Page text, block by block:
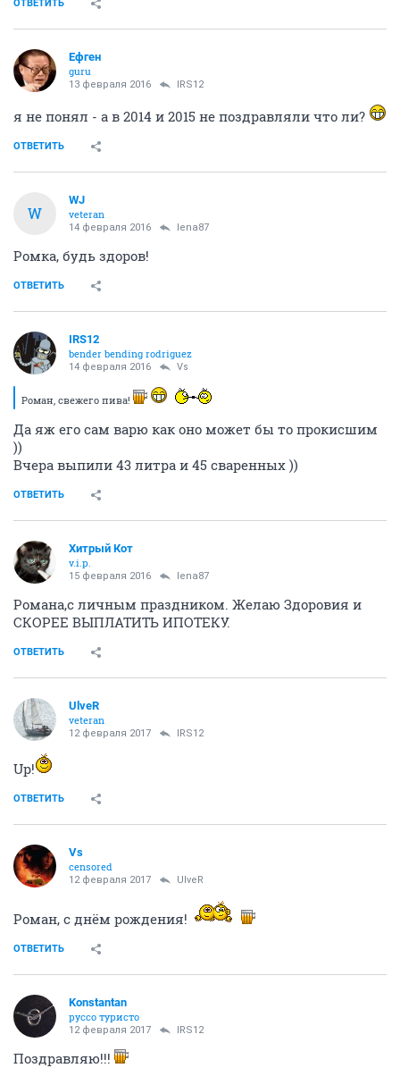
ОТВЕТИТЬ
Ефген
guru
13 февраля 2016 IRS12
я не понял - а в 2014 и 2015 не поздравляли что ли?
ОТВЕТИТЬ
W
WJ
veteran
14 февраля 2016 lena87
Ромка, будь здоров!
ОТВЕТИТЬ
IRS12
bender bending rodriguez
14 февраля 2016 Vs
Роман, свежего пива!
Да яж его сам варю как оно может бы то прокисшим
))
Вчера выпили 43 литра и 45 сваренных ))
ОТВЕТИТЬ
Хитрый Кот
v.i.p.
15 февраля 2016 lena87
Романа,с личным праздником. Желаю Здоровия и
СКОРЕЕ ВЫПЛАТИТЬ ИПОТЕКУ.
ОТВЕТИТЬ
UlveR
veteran
12 февраля 2017 IRS12
Up!
ОТВЕТИТЬ
Vs
censored
12 февраля 2017 UlveR
Роман, с днём рождения!
ОТВЕТИТЬ
Konstantan
руссо туристо
12 февраля 2017 IRS12
Поздравляю!!!